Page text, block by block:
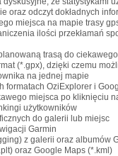
oraz odczyt dokładnych
miejsca na mapie trasy
ilości przekłamań
trasą do
(*.gpx), dzięki czemu
na jednej mapie
formatach OziExplorer i
miejsca po kliknięciu
użytkowników
do galerii lub miejsc
Garmin
z galerii oraz albumów
oraz Google Maps (*.kml)